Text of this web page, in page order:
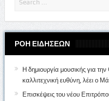
ΡΟΗ ΕΙΔΗΣΕΩΝ
Η δημιουργία μουσικής για
καλλιτεχνική ευθύνη, λέει ο
Επισκέψεις του νέου